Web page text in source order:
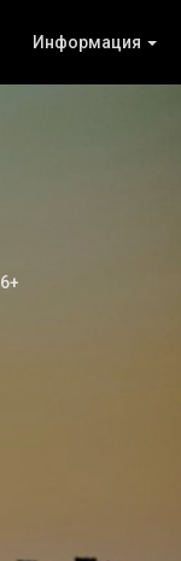
Информация
6+